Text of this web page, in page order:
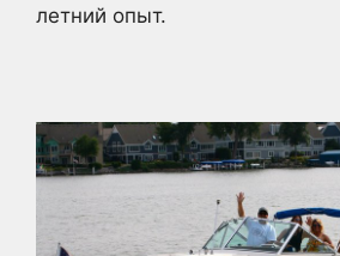
летний опыт.